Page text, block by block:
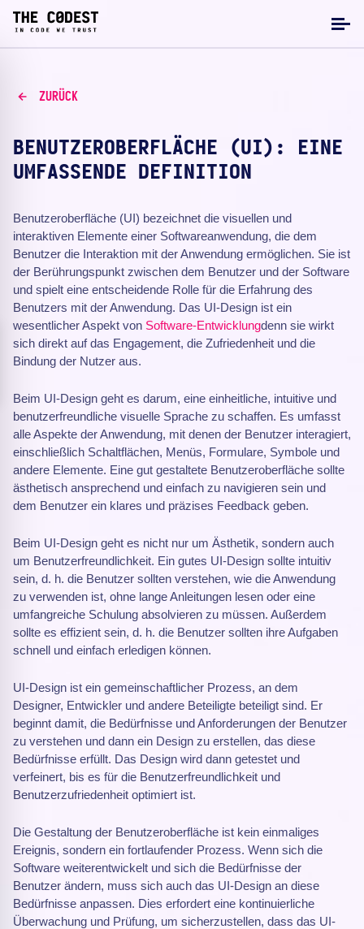
ZURÜCK
BENUTZEROBERFLÄCHE (UI): EINE
UMFASSENDE DEFINITION
Benutzeroberfläche (UI) bezeichnet die visuellen und
interaktiven Elemente einer Softwareanwendung, die dem
Benutzer die Interaktion mit der Anwendung ermöglichen. Sie ist
der Berührungspunkt zwischen dem Benutzer und der Software
und spielt eine entscheidende Rolle für die Erfahrung des
Benutzers mit der Anwendung. Das UI-Design ist ein
wesentlicher Aspekt von Software-Entwicklungdenn sie wirkt
sich direkt auf das Engagement, die Zufriedenheit und die
Bindung der Nutzer aus.
Beim UI-Design geht es darum, eine einheitliche, intuitive und
benutzerfreundliche visuelle Sprache zu schaffen. Es umfasst
alle Aspekte der Anwendung, mit denen der Benutzer interagiert,
einschließlich Schaltflächen, Menüs, Formulare, Symbole und
andere Elemente. Eine gut gestaltete Benutzeroberfläche sollte
ästhetisch ansprechend und einfach zu navigieren sein und
dem Benutzer ein klares und präzises Feedback geben.
Beim UI-Design geht es nicht nur um Ästhetik, sondern auch
um Benutzerfreundlichkeit. Ein gutes UI-Design sollte intuitiv
sein, d. h. die Benutzer sollten verstehen, wie die Anwendung
zu verwenden ist, ohne lange Anleitungen lesen oder eine
umfangreiche Schulung absolvieren zu müssen. Außerdem
sollte es effizient sein, d. h. die Benutzer sollten ihre Aufgaben
schnell und einfach erledigen können.
UI-Design ist ein gemeinschaftlicher Prozess, an dem
Designer, Entwickler und andere Beteiligte beteiligt sind. Er
beginnt damit, die Bedürfnisse und Anforderungen der Benutzer
zu verstehen und dann ein Design zu erstellen, das diese
Bedürfnisse erfüllt. Das Design wird dann getestet und
verfeinert, bis es für die Benutzerfreundlichkeit und
Benutzerzufriedenheit optimiert ist.
Die Gestaltung der Benutzeroberfläche ist kein einmaliges
Ereignis, sondern ein fortlaufender Prozess. Wenn sich die
Software weiterentwickelt und sich die Bedürfnisse der
Benutzer ändern, muss sich auch das UI-Design an diese
Bedürfnisse anpassen. Dies erfordert eine kontinuierliche
Überwachung und Prüfung, um sicherzustellen, dass das UI-